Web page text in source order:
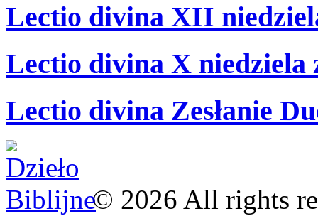
Lectio divina XII
Lectio divina X niedziela
Lectio divina Zesłanie
© 2026 All rights